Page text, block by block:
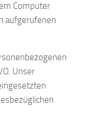
Computer
aufgerufenen
Unser